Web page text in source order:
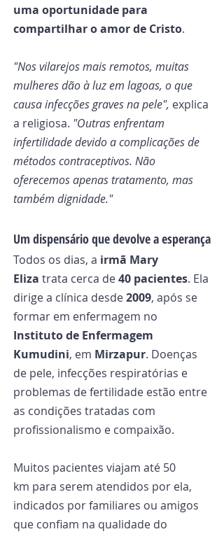
uma oportunidade para
compartilhar o amor de Cristo.
"Nos vilarejos mais remotos, muitas
mulheres dão à luz em lagoas, o que
causa infecções graves na pele", explica
a religiosa. "Outras enfrentam
infertilidade devido a complicações de
métodos contraceptivos. Não
oferecemos apenas tratamento, mas
também dignidade."
Um dispensário que devolve a esperança
Todos os dias, a irmã Mary
Eliza trata cerca de 40 pacientes. Ela
dirige a clínica desde 2009, após se
formar em enfermagem no
Instituto de Enfermagem
Kumudini, em Mirzapur. Doenças
de pele, infecções respiratórias e
problemas de fertilidade estão entre
as condições tratadas com
profissionalismo e compaixão.
Muitos pacientes viajam até 50
km para serem atendidos por ela,
indicados por familiares ou amigos
que confiam na qualidade do